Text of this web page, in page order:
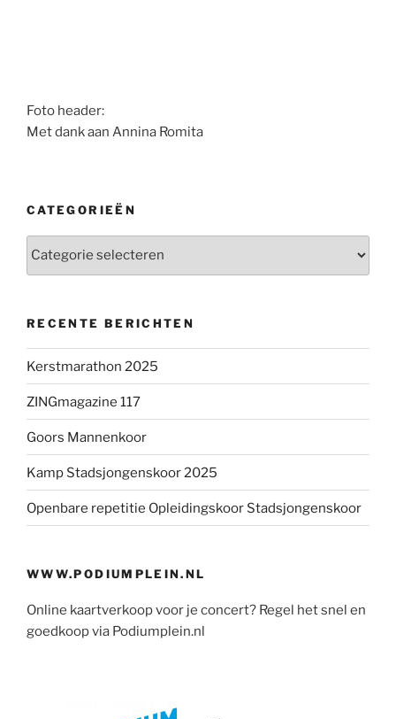
Foto header:
Met dank aan Annina Romita
CATEGORIEËN
Categorieën
RECENTE BERICHTEN
Kerstmarathon 2025
ZINGmagazine 117
Goors Mannenkoor
Kamp Stadsjongenskoor 2025
Openbare repetitie Opleidingskoor Stadsjongenskoor
WWW.PODIUMPLEIN.NL
Online kaartverkoop voor je concert? Regel het snel en
goedkoop via Podiumplein.nl